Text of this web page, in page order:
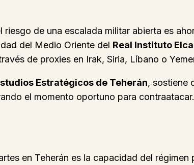
riesgo de una escalada militar abierta es
del Medio Oriente del Real Instituto
de proxies en Irak, Siria, Líbano o
Estratégicos de Teherán, sostiene
el momento oportuno para
en Teherán es la capacidad del